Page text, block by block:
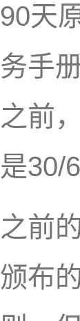
90天
务手
之前
是30/
之前
颁布